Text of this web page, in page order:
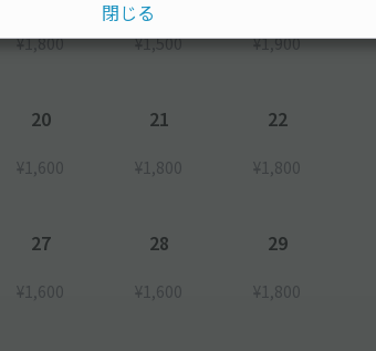
¥1,800 ¥1,500 ¥1,900
20
¥1,600
21
¥1,800
22
¥1,800
27
¥1,600
28
¥1,600
29
¥1,800
閉じる